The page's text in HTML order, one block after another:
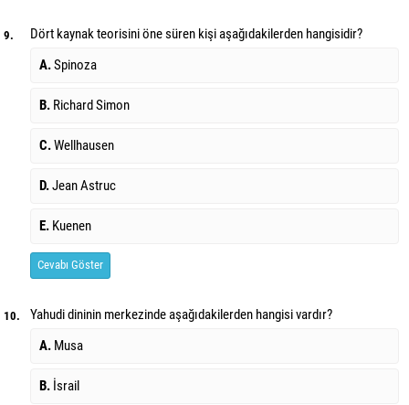
9.
Dört kaynak teorisini öne süren kişi aşağıdakilerden hangisidir?
A.Spinoza
B. Richard Simon
C.Wellhausen
D.Jean Astruc
E. Kuenen
Cevabı Göster
10.
Yahudi dininin merkezinde aşağıdakilerden hangisi vardır?
A. Musa
B. İsrail